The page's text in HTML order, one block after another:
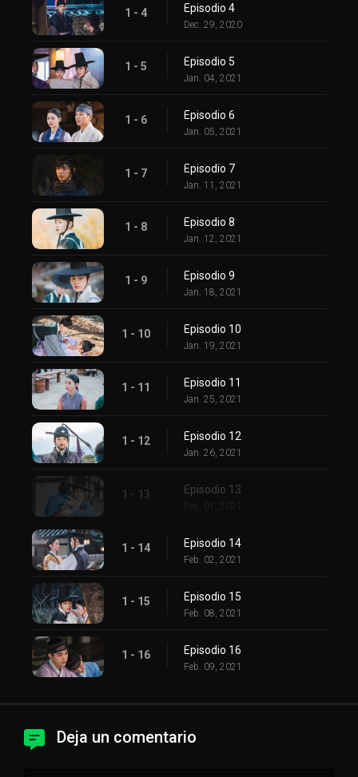
1 - 4 Episodio 4
Dec. 29, 2020
1 - 5 Episodio 5
Jan. 04, 2021
1 - 6 Episodio 6
Jan. 05, 2021
1 - 7 Episodio 7
Jan. 11, 2021
1 - 8 Episodio 8
Jan. 12, 2021
1 - 9 Episodio 9
Jan. 18, 2021
1 - 10 Episodio 10
Jan. 19, 2021
1 - 11 Episodio 11
Jan. 25, 2021
1 - 12 Episodio 12
Jan. 26, 2021
1 - 13 Episodio 13
Feb. 01, 2021
1 - 14 Episodio 14
Feb. 02, 2021
1 - 15 Episodio 15
Feb. 08, 2021
1 - 16 Episodio 16
Feb. 09, 2021
Deja un comentario